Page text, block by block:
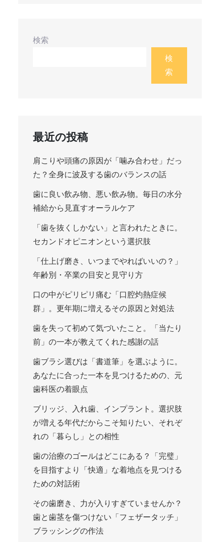
シ
検索
検
索
最近の投稿
肩こりや頭痛の原因が「噛み合わせ」だっ
た？全身に波及する歯のバランスの話
歯に良い飲み物、悪い飲み物。毎日の水分
補給から見直すオーラルケア
「歯を抜くしかない」と言われたときに。
セカンドオピニオンという選択肢
「仕上げ磨き、いつまでやればいいの？」
年齢別・卒業の目安と見守り方
口の中がピリピリ痛む「口腔灼熱症候
群」。更年期に増えるその原因と対処法
歯を失って初めて気づいたこと。「当たり
前」の一本が教えてくれた感謝の話
歯ブラシ選びは「書道筆」を選ぶように。
あなたに合った一本を見つけるための、元
歯科医の着眼点
ブリッジ、入れ歯、インプラント。選択肢
が増える年代だからこそ知りたい、それぞ
れの「暮らし」との相性
歯の治療のゴールはどこにある？「完璧」
を目指すより「快適」な着地点を見つける
ための対話術
その歯磨き、力が入りすぎていませんか？
歯と歯茎を傷つけない「フェザータッチ」
ブラッシングの作法